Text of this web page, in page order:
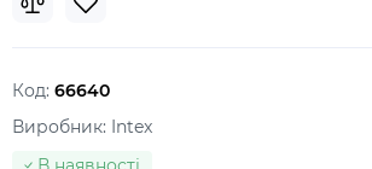
Код: 66640
Виробник: Intex